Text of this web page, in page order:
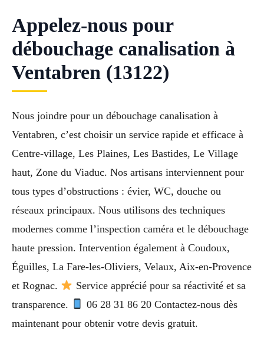
Appelez-nous pour
débouchage canalisation à
Ventabren (13122)
Nous joindre pour un débouchage canalisation à
Ventabren, c’est choisir un service rapide et efficace à
Centre-village, Les Plaines, Les Bastides, Le Village
haut, Zone du Viaduc. Nos artisans interviennent pour
tous types d’obstructions : évier, WC, douche ou
réseaux principaux. Nous utilisons des techniques
modernes comme l’inspection caméra et le débouchage
haute pression. Intervention également à Coudoux,
Éguilles, La Fare-les-Oliviers, Velaux, Aix-en-Provence
et Rognac.
Service apprécié pour sa réactivité et sa
transparence.
06 28 31 86 20 Contactez-nous dès
maintenant pour obtenir votre devis gratuit.